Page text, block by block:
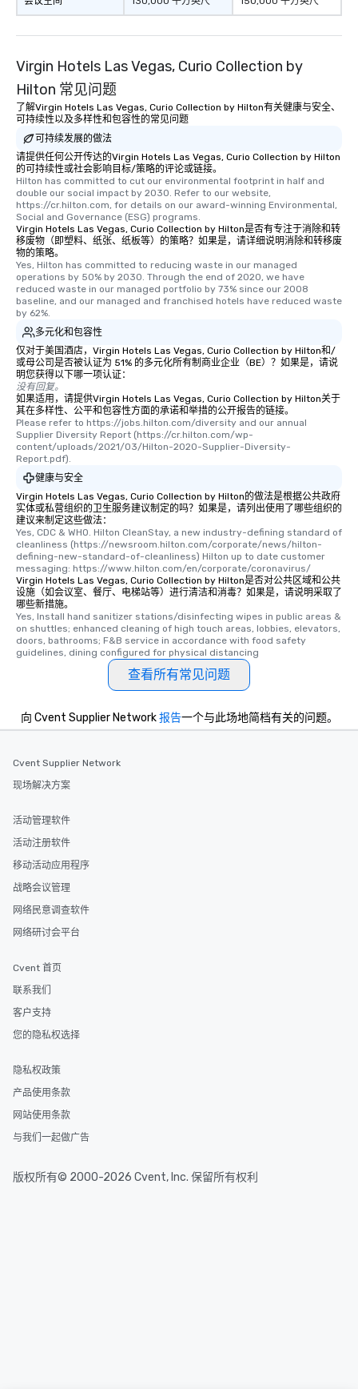
Virgin Hotels Las Vegas, Curio Collection by
Hilton 常见问题
了解Virgin Hotels Las Vegas, Curio Collection by Hilton有关健康与安全、
可持续性以及多样性和包容性的常见问题
可持续发展的做法
请提供任何公开传达的Virgin Hotels Las Vegas, Curio Collection by Hilton
的可持续性或社会影响目标/策略的评论或链接。
Hilton has committed to cut our environmental footprint in half and
double our social impact by 2030. Refer to our website,
https://cr.hilton.com, for details on our award-winning Environmental,
Social and Governance (ESG) programs.
Virgin Hotels Las Vegas, Curio Collection by Hilton是否有专注于消除和转
移废物（即塑料、纸张、纸板等）的策略？如果是，请详细说明消除和转移废
物的策略。
Yes, Hilton has committed to reducing waste in our managed
operations by 50% by 2030. Through the end of 2020, we have
reduced waste in our managed portfolio by 73% since our 2008
baseline, and our managed and franchised hotels have reduced waste
by 62%.
多元化和包容性
仅对于美国酒店，Virgin Hotels Las Vegas, Curio Collection by Hilton和/
或母公司是否被认证为 51% 的多元化所有制商业企业（BE）？如果是，请说
明您获得以下哪一项认证：
没有回复。
如果适用，请提供Virgin Hotels Las Vegas, Curio Collection by Hilton关于
其在多样性、公平和包容性方面的承诺和举措的公开报告的链接。
Please refer to https://jobs.hilton.com/diversity and our annual
Supplier Diversity Report (https://cr.hilton.com/wp-
content/uploads/2021/03/Hilton-2020-Supplier-Diversity-
Report.pdf).
健康与安全
Virgin Hotels Las Vegas, Curio Collection by Hilton的做法是根据公共政府
实体或私营组织的卫生服务建议制定的吗？如果是，请列出使用了哪些组织的
建议来制定这些做法：
Yes, CDC & WHO. Hilton CleanStay, a new industry-defining standard of
cleanliness (https://newsroom.hilton.com/corporate/news/hilton-
defining-new-standard-of-cleanliness) Hilton up to date customer
messaging: https://www.hilton.com/en/corporate/coronavirus/
Virgin Hotels Las Vegas, Curio Collection by Hilton是否对公共区域和公共
设施（如会议室、餐厅、电梯站等）进行清洁和消毒？如果是，请说明采取了
哪些新措施。
Yes, Install hand sanitizer stations/disinfecting wipes in public areas &
on shuttles; enhanced cleaning of high touch areas, lobbies, elevators,
doors, bathrooms; F&B service in accordance with food safety
guidelines, dining configured for physical distancing
查看所有常见问题
向 Cvent Supplier Network报告一个与此场地简档有关的问题。
Cvent Supplier Network
现场解决方案
活动管理软件
活动注册软件
移动活动应用程序
战略会议管理
网络民意调查软件
网络研讨会平台
Cvent 首页
联系我们
客户支持
您的隐私权选择
隐私权政策
产品使用条款
网站使用条款
与我们一起做广告
版权所有© 2000-2026 Cvent, Inc. 保留所有权利